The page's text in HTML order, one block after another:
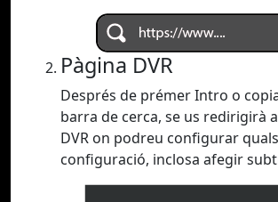
Pàgina DVR
Després de prémer Intro o
barra de cerca, se us redirigirà
DVR on podreu configurar
configuració, inclosa afegir